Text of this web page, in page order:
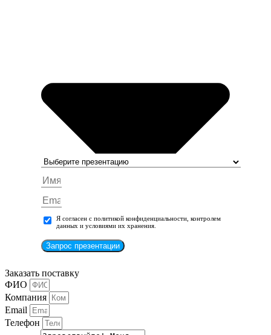
Я согласен с политикой конфиденциальности, контролем
данных и условиями их хранения.
Запрос презентации
Заказать поставку
ФИО
Компания
Email
Телефон